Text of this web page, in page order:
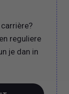
reguliere
je dan in